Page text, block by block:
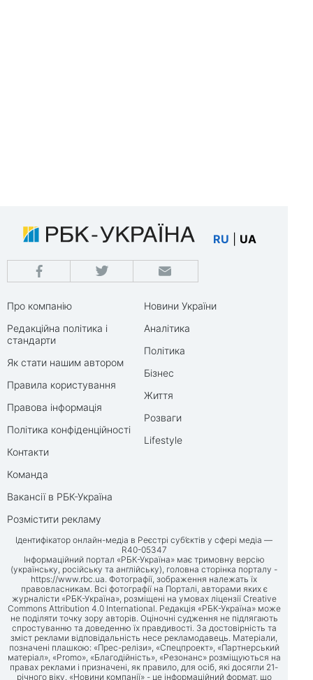
RU UA
Про компанію
Редакційна політика і
стандарти
Як стати нашим автором
Правила користування
Правова інформація
Політика конфіденційності
Контакти
Команда
Вакансії в РБК-Україна
Розмістити рекламу
Новини України
Аналітика
Політика
Бізнес
Життя
Розваги
Lifestyle
Ідентифікатор онлайн-медіа в Реєстрі суб’єктів у сфері медіа —
R40-05347
Інформаційний портал «РБК-Україна» має тримовну версію
(українську, російську та англійську), головна сторінка порталу -
https://www.rbc.ua. Фотографії, зображення належать їх
правовласникам. Всі фотографії на Порталі, авторами яких є
журналісти «РБК-Україна», розміщені на умовах ліцензії Creative
Commons Attribution 4.0 International. Редакція «РБК-Україна» може
не поділяти точку зору авторів. Оціночні судження не підлягають
спростуванню та доведенню їх правдивості. За достовірність та
зміст реклами відповідальність несе рекламодавець. Матеріали,
позначені плашкою: «Прес-релізи», «Спецпроект», «Партнерський
матеріал», «Promo», «Благодійність», «Резонанс» розміщуються на
правах реклами і призначені, як правило, для осіб, які досягли 21-
річного віку. «Новини компанії» - це інформаційний формат, що